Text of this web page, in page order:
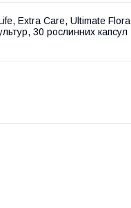
Extra Care, Ultimate Flora
30 рослинних капсул